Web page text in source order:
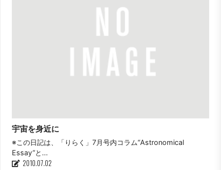
宇宙を身近に
※この日記は、「りらく」7月号内コラム“Astronomical
Essay”と...
2010.07.02